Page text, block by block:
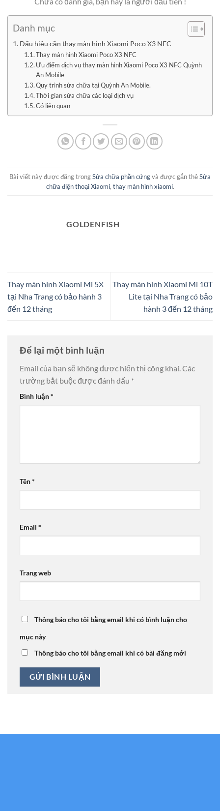
Danh mục
Dấu hiệu cần thay màn hình Xiaomi Poco X3 NFC
Thay màn hình Xiaomi Poco X3 NFC
Ưu điểm dịch vụ thay màn hình Xiaomi Poco X3 NFC Quỳnh
An Mobile
Quy trình sửa chữa tại Quỳnh An Mobile.
Thời gian sửa chữa các loại dịch vụ
Có liên quan
Bài viết này được đăng trongSửa chữa phần cứngvà được gắn thẻSửa
chữa điện thoại Xiaomi, thay màn hình xiaomi.
GOLDENFISH
Thay màn hình Xiaomi Mi 5X
tại Nha Trang có bảo hành 3
đến 12 tháng
Thay màn hình Xiaomi Mi 10T
Lite tại Nha Trang có bảo
hành 3 đến 12 tháng
Để lại một bình luận
Email của bạn sẽ không được hiển thị công khai.Các
trường bắt buộc được đánh dấu *
Bình luận*
Tên*
Email *
Trang web
Thông báo cho tôi bằng email khi có bình luận cho
mục này
Thông báo cho tôi bằng email khi có bài đăng mới